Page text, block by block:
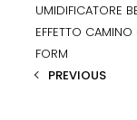
UMIDIFICATORE
EFFETTO CAMINO
FORM
PREVIOUS